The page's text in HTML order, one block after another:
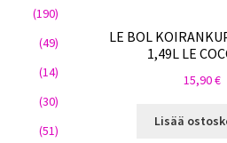
LE BOL
1,49L LE
15,90€
Lisää
(190)
(49)
(14)
(30)
(51)